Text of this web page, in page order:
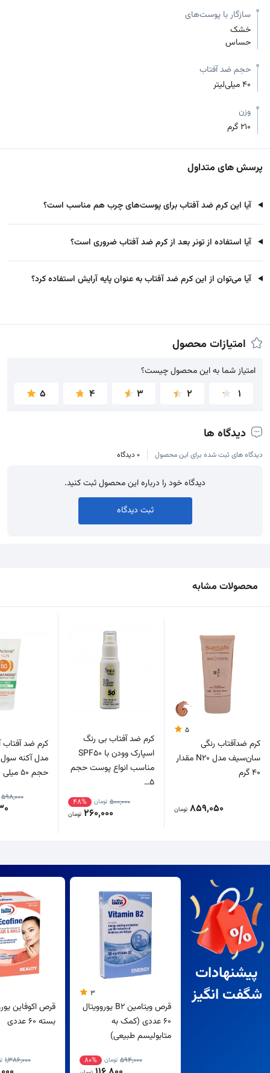
سازگار با پوست‌های
خشک
حساس
حجم ضد آفتاب
40 میلی‌لیتر
وزن
210 گرم
پرسش های متداول
آیا این کرم ضد آفتاب برای پوست‌های چرب هم مناسب است؟
آیا استفاده از تونر بعد از کرم ضد آفتاب ضروری است؟
آیا می‌توان از این کرم ضد آفتاب به عنوان پایه آرایش استفاده کرد؟
امتیازات محصول
امتیاز شما به این محصول چیست؟
امتیاز شما به این محصول چیست؟
1
2
3
4
5
دیدگاه ها
دیدگاه های ثبت شده برای این محصول 0 دیدگاه
دیدگاه خود را درباره این محصول ثبت کنید.
ثبت دیدگاه
محصولات مشابه
5
کرم ضدآفتاب رنگی
سان‌سیف مدل N20 مقدار
40 گرم
859,050 تومان
کرم ضد آفتاب بی رنگ
اسپارک وودن با SPF50
مناسب انواع پوست حجم
5…
500,000 تومان 48%
260,000 تومان
کرم ضد
حجم 50 میلی لیتر (INVI…
598,000
پیشنهادات
شگفت انگیز
3
قرص ویتامین B2 یوروویتال
60 عددی (کمک به
متابولیسم طبیعی)
594,000 تومان 80%
قرص اکوفاین
بسته 60 عددی
1,386,000